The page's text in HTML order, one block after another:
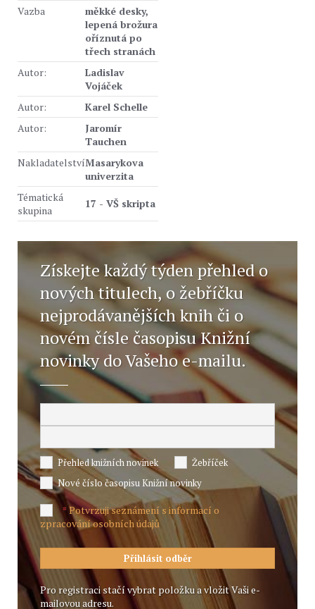
Vazba
měkké desky,
lepená brožura
oříznutá po
třech stranách
Autor:
Ladislav
Vojáček
Autor:
Karel Schelle
Autor:
Jaromír
Tauchen
NakladatelstvíMasarykova
univerzita
Tématická
skupina
17 - VŠ skripta
Získejte každý týden přehled o
nových titulech, o žebříčku
nejprodávanějších knih či o
novém čísle časopisu Knižní
novinky do Vašeho e-mailu.
Přehled knižních novinek
Žebříček
Nové číslo časopisu Knižní novinky
*Potvrzuji seznámení s informací o
zpracování osobních údajů
Pro registraci stačí vybrat položku a vložit Vaši e-
mailovou adresu.